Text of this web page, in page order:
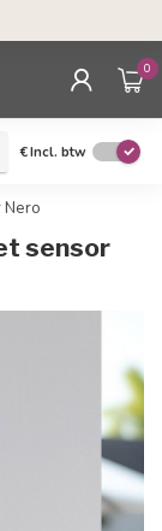
0
€Incl. btw
Nero
sensor